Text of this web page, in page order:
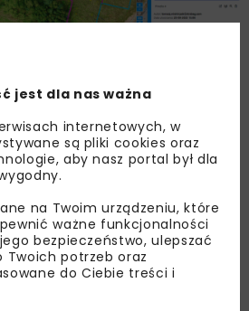
BIM i GIS lub inaczej
projektach jest możliwość
dla BIM formacie IFC
jest dla nas ważna
internetowych, w
są pliki cookies oraz
aby nasz portal był dla
na Twoim urządzeniu, które
ważne funkcjonalności
bezpieczeństwo, ulepszać
Twoich potrzeb oraz
do Ciebie treści i